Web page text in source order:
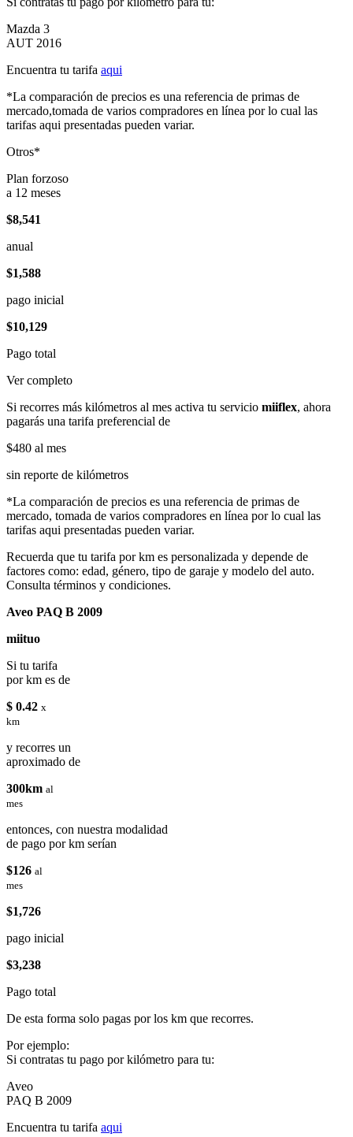
Mazda 3
AUT 2016
Encuentra tu tarifa aqui
*La comparación de precios es una referencia de primas de
mercado,tomada de varios compradores en línea por lo cual las
tarifas aqui presentadas pueden variar.
Otros*
Plan forzoso
a 12 meses
$8,541
anual
$1,588
pago inicial
$10,129
Pago total
Ver completo
Si recorres más kilómetros al mes activa tu servicio miiflex, ahora
pagarás una tarifa preferencial de
$480 al mes
sin reporte de kilómetros
*La comparación de precios es una referencia de primas de
mercado, tomada de varios compradores en línea por lo cual las
tarifas aqui presentadas pueden variar.
Recuerda que tu tarifa por km es personalizada y depende de
factores como: edad, género, tipo de garaje y modelo del auto.
Consulta términos y condiciones.
Aveo PAQ B 2009
miituo
Si tu tarifa
por km es de
$ 0.42 x
km
y recorres un
aproximado de
300km al
mes
entonces, con nuestra modalidad
de pago por km serían
$126 al
mes
$1,726
pago inicial
$3,238
Pago total
De esta forma solo pagas por los km que recorres.
Por ejemplo:
Si contratas tu pago por kilómetro para tu:
Aveo
PAQ B 2009
Encuentra tu tarifa aqui